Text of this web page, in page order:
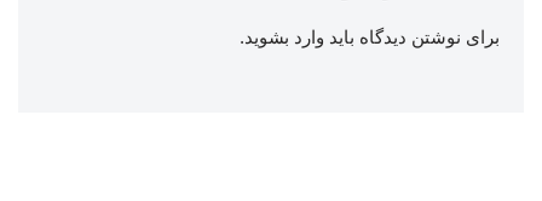
برای نوشتن دیدگاه باید وارد بشوید.